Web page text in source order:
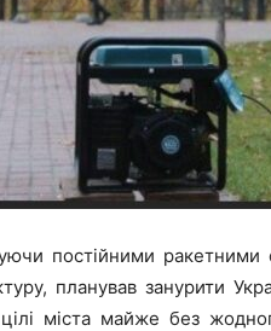
постійними
планував занурити
міста майже без